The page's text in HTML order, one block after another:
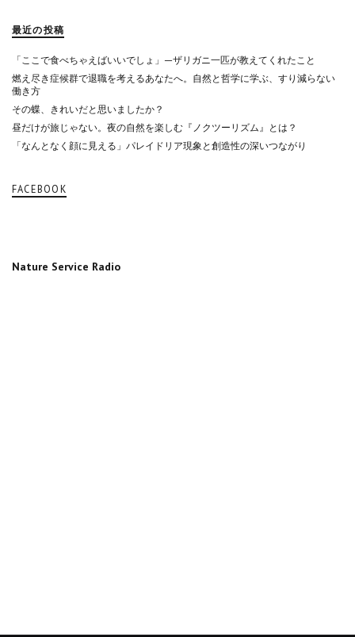
最近の投稿
「ここで食べちゃえばいいでしょ」—ザリガニ一匹が教えてくれたこと
燃え尽き症候群で退職を考えるあなたへ。自然と哲学に学ぶ、すり減らない
働き方
その蝶、きれいだと思いましたか？
昼だけが旅じゃない。夜の自然を楽しむ『ノクツーリズム』とは？
「なんとなく顔に見える」パレイドリア現象と創造性の深いつながり
FACEBOOK
Nature Service Radio